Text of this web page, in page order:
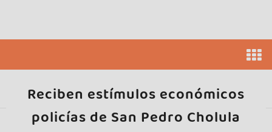
Reciben estímulos económicos
policías de San Pedro Cholula